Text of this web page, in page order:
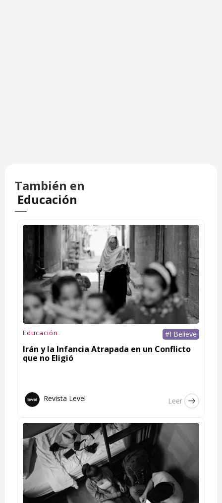
También en
Educación
Educación #I Believe
Irán y la Infancia Atrapada en un Conflicto
que no Eligió
Revista Level Leer